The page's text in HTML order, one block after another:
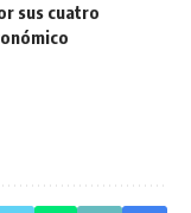
sus cuatro